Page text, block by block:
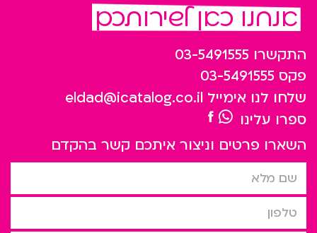
אנחנו כאן לשירותכם
התקשרו 03-5491555
פקס 03-5491555
שלחו לנו אימייל eldad@icatalog.co.il
ספרו עלינו
השארו פרטים וניצור איתכם קשר בהקדם
שם מלא
טלפון